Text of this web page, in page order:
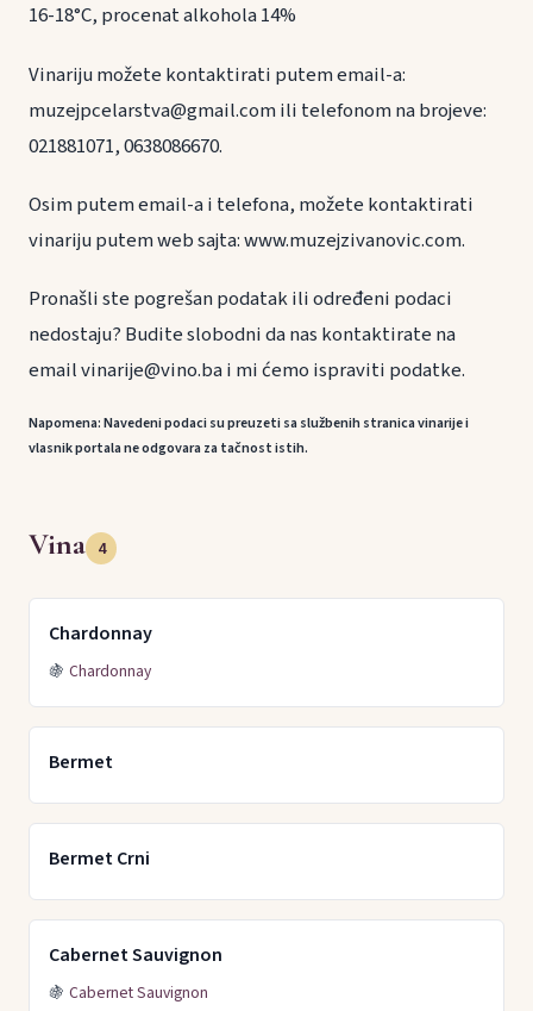
16-18°C, procenat alkohola 14%
Vinariju možete kontaktirati putem email-a:
muzejpcelarstva@gmail.com ili telefonom na brojeve:
021881071, 0638086670.
Osim putem email-a i telefona, možete kontaktirati
vinariju putem web sajta: www.muzejzivanovic.com.
Pronašli ste pogrešan podatak ili određeni podaci
nedostaju? Budite slobodni da nas kontaktirate na
email vinarije@vino.ba i mi ćemo ispraviti podatke.
Napomena: Navedeni podaci su preuzeti sa službenih stranica vinarije i
vlasnik portala ne odgovara za tačnost istih.
Vina 4
Chardonnay
🍇 Chardonnay
Bermet
Bermet Crni
Cabernet Sauvignon
🍇 Cabernet Sauvignon